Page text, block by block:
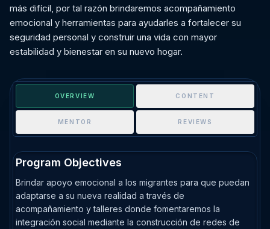
más difícil, por tal razón brindaremos acompañamiento
emocional y herramientas para ayudarles a fortalecer su
seguridad personal y construir una vida con mayor
estabilidad y bienestar en su nuevo hogar.
OVERVIEW CONTENT
MENTOR REVIEWS
Program Objectives
Brindar apoyo emocional a los migrantes para que puedan
adaptarse a su nueva realidad a través de
acompañamiento y talleres donde fomentaremos la
integración social mediante la construcción de redes de